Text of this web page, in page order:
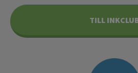
TILL